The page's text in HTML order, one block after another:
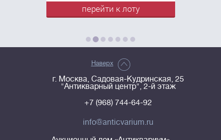
перейти к лоту
Наверх
г. Москва, Садовая-Кудринская, 25
"Антикварный центр", 2-й этаж
+7 (968) 744-64-92
info@anticvarium.ru